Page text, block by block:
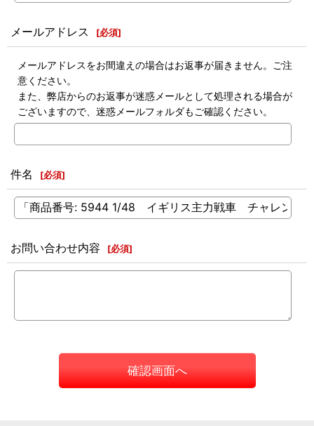
メールアドレス [必須]
メールアドレスをお間違えの場合はお返事が届きません。ご注
意ください。
また、弊店からのお返事が迷惑メールとして処理される場合が
ございますので、迷惑メールフォルダもご確認ください。
件名 [必須]
お問い合わせ内容 [必須]
確認画面へ